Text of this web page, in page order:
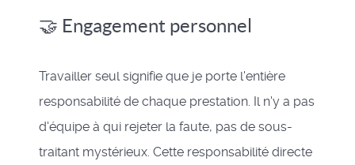
🤝 Engagement personnel
Travailler seul signifie que je porte l'entière
responsabilité de chaque prestation. Il n'y a pas
d'équipe à qui rejeter la faute, pas de sous-
traitant mystérieux. Cette responsabilité directe